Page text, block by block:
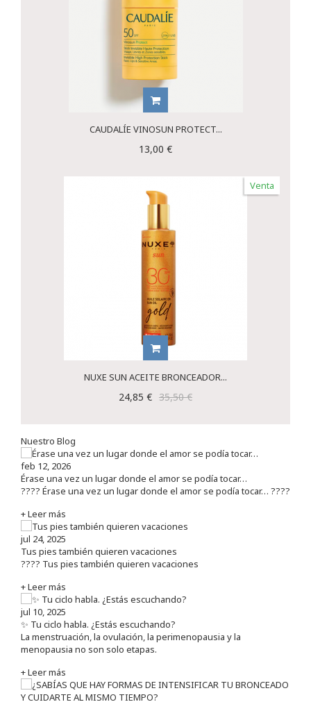
CAUDALÍE VINOSUN PROTECT...
13,00 €
Venta
NUXE SUN ACEITE BRONCEADOR...
24,85 € 35,50 €
Nuestro Blog
feb 12, 2026
Érase una vez un lugar donde el amor se podía tocar…
???? Érase una vez un lugar donde el amor se podía tocar… ????
+ Leer más
jul 24, 2025
Tus pies también quieren vacaciones
???? Tus pies también quieren vacaciones
+ Leer más
jul 10, 2025
✨ Tu ciclo habla. ¿Estás escuchando?
La menstruación, la ovulación, la perimenopausia y la
menopausia no son solo etapas.
+ Leer más